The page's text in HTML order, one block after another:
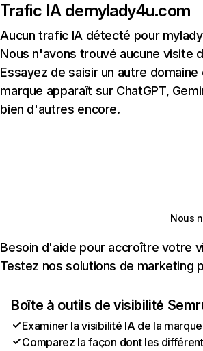
Trafic IA demylady4u.com
Aucun trafic IA détecté pour
Nous n'avons trouvé aucune visite
Essayez de saisir un autre
marque apparaît sur ChatGPT,
bien d'autres encore.
Nous
Besoin d'aide pour accroître votre
Testez nos solutions de marketing
Boîte à outils de visibilité
Examiner la visibilité IA de la marque
Comparez la façon dont les